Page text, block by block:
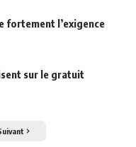
fortement l’exigence
sur le gratuit